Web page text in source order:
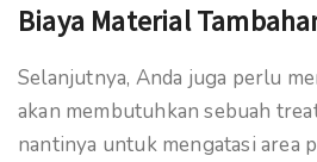
Biaya Material
Selanjutnya, Anda juga perlu
akan membutuhkan sebuah
nantinya untuk mengatasi area